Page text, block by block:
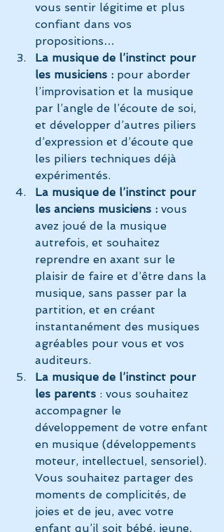
vous sentir légitime et plus
confiant dans vos
propositions…
La musique de l’instinct pour
les musiciens : pour aborder
l’improvisation et la musique
par l’angle de l’écoute de soi,
et développer d’autres piliers
d’expression et d’écoute que
les piliers techniques déjà
expérimentés.
La musique de l’instinct pour
les anciens musiciens : vous
avez joué de la musique
autrefois, et souhaitez
reprendre en axant sur le
plaisir de faire et d’être dans la
musique, sans passer par la
partition, et en créant
instantanément des musiques
agréables pour vous et vos
auditeurs.
La musique de l’instinct pour
les parents : vous souhaitez
accompagner le
développement de votre enfant
en musique (développements
moteur, intellectuel, sensoriel).
Vous souhaitez partager des
moments de complicités, de
joies et de jeu, avec votre
enfant qu’il soit bébé, jeune,